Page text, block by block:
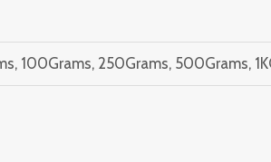
100Grams, 250Grams, 500Grams,